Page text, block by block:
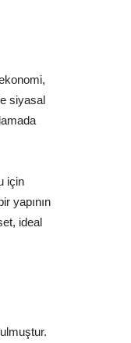
siyasal
için
yapının
ideal